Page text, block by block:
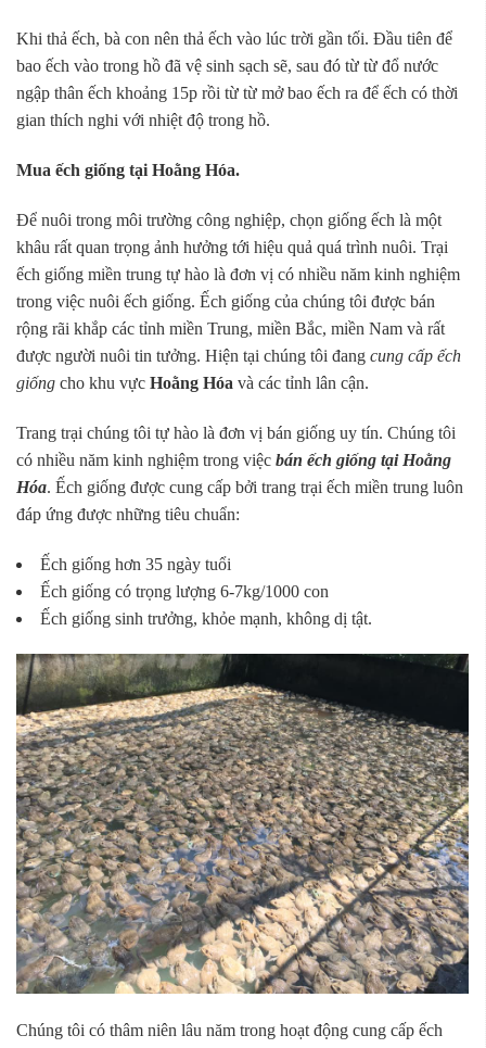
Khi thả ếch, bà con nên thả ếch vào lúc trời gần tối. Đầu tiên để
bao ếch vào trong hồ đã vệ sinh sạch sẽ, sau đó từ từ đổ nước
ngập thân ếch khoảng 15p rồi từ từ mở bao ếch ra để ếch có thời
gian thích nghi với nhiệt độ trong hồ.
Mua ếch giống tại Hoằng Hóa.
Để nuôi trong môi trường công nghiệp, chọn giống ếch là một
khâu rất quan trọng ảnh hưởng tới hiệu quả quá trình nuôi. Trại
ếch giống miền trung tự hào là đơn vị có nhiều năm kinh nghiệm
trong việc nuôi ếch giống. Ếch giống của chúng tôi được bán
rộng rãi khắp các tỉnh miền Trung, miền Bắc, miền Nam và rất
được người nuôi tin tưởng. Hiện tại chúng tôi đang cung cấp ếch
giống cho khu vực Hoằng Hóa và các tỉnh lân cận.
Trang trại chúng tôi tự hào là đơn vị bán giống uy tín. Chúng tôi
có nhiều năm kinh nghiệm trong việc bán ếch giống tại Hoằng
Hóa. Ếch giống được cung cấp bởi trang trại ếch miền trung luôn
đáp ứng được những tiêu chuẩn:
Ếch giống hơn 35 ngày tuổi
Ếch giống có trọng lượng 6-7kg/1000 con
Ếch giống sinh trưởng, khỏe mạnh, không dị tật.
Chúng tôi có thâm niên lâu năm trong hoạt động cung cấp ếch